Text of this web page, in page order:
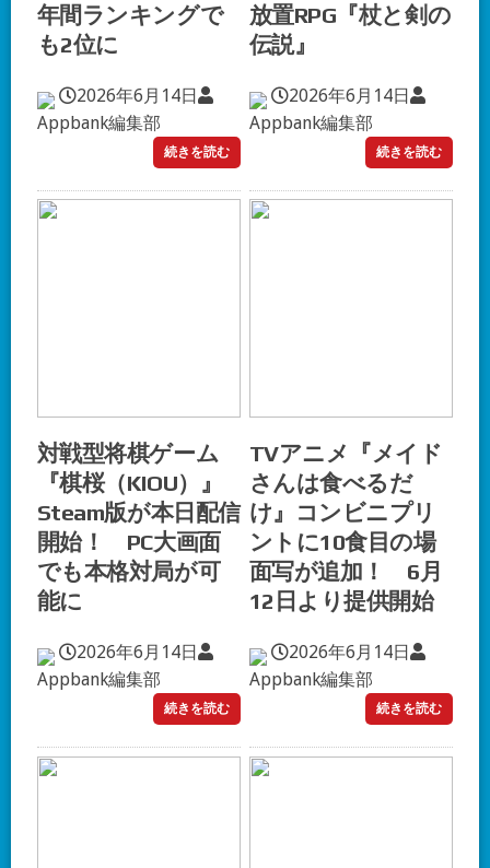
年間ランキングで
も2位に
2026年6月14日
Appbank編集部
続きを読む
放置RPG『杖と剣の
伝説』
2026年6月14日
Appbank編集部
続きを読む
対戦型将棋ゲーム
『棋桜（KIOU）』
Steam版が本日配信
開始！ PC大画面
でも本格対局が可
能に
2026年6月14日
Appbank編集部
続きを読む
TVアニメ『メイド
さんは食べるだ
け』コンビニプリ
ントに10食目の場
面写が追加！ 6月
12日より提供開始
2026年6月14日
Appbank編集部
続きを読む